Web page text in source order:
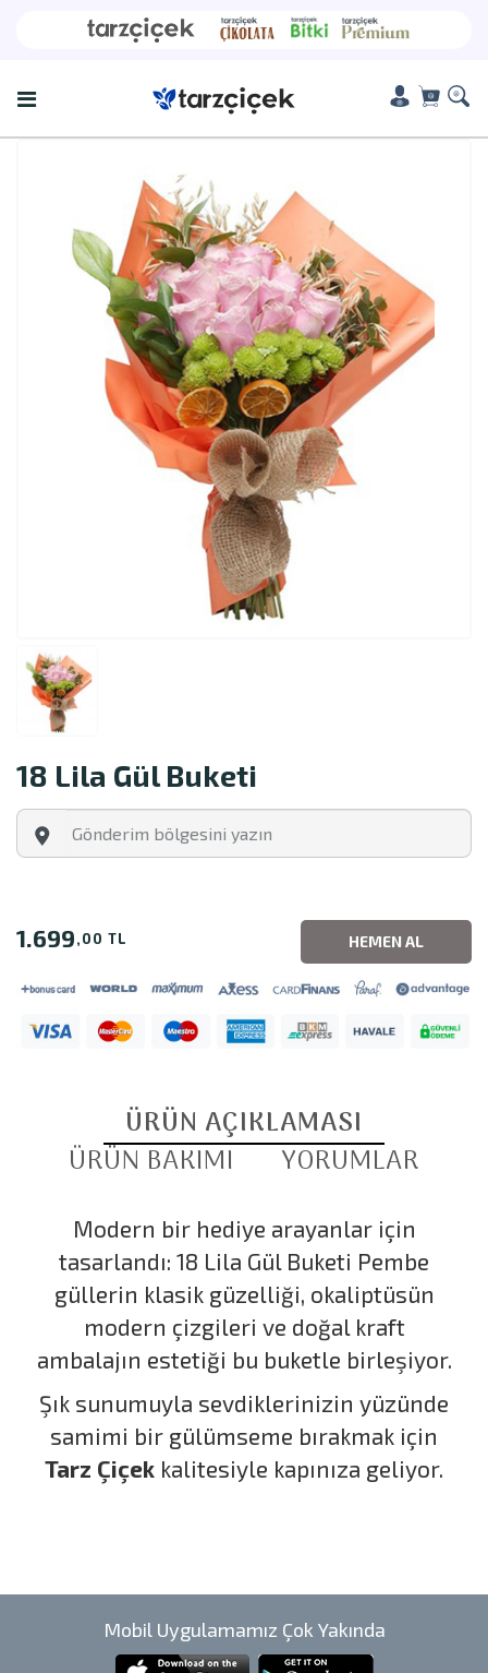
18 Lila Gül Buketi
1.699,00 TL HEMEN AL
ÜRÜN AÇIKLAMASI
ÜRÜN BAKIMI
YORUMLAR
Modern bir hediye arayanlar için
tasarlandı: 18 Lila Gül Buketi Pembe
güllerin klasik güzelliği, okaliptüsün
modern çizgileri ve doğal kraft
ambalajın estetiği bu buketle birleşiyor.
Şık sunumuyla sevdiklerinizin yüzünde
samimi bir gülümseme bırakmak için
Tarz Çiçek kalitesiyle kapınıza geliyor.
Mobil Uygulamamız Çok Yakında